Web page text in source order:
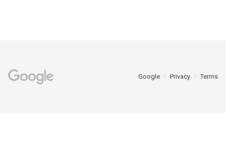
Google Privacy Terms